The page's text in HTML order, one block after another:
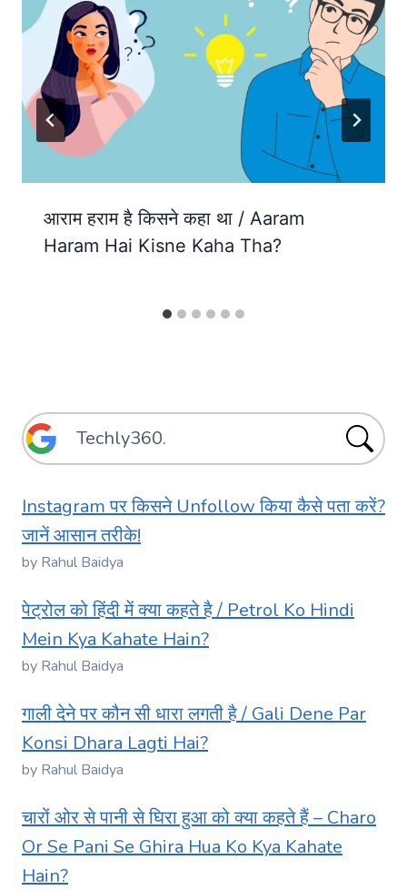
आराम हराम है किसने कहा था / Aaram
Haram Hai Kisne Kaha Tha?
Instagram पर किसने Unfollow किया कैसे पता करें?
जानें आसान तरीके!
by Rahul Baidya
पेट्रोल को हिंदी में क्या कहते है / Petrol Ko Hindi
Mein Kya Kahate Hain?
by Rahul Baidya
गाली देने पर कौन सी धारा लगती है / Gali Dene Par
Konsi Dhara Lagti Hai?
by Rahul Baidya
चारों ओर से पानी से घिरा हुआ को क्या कहते हैं – Charo
Or Se Pani Se Ghira Hua Ko Kya Kahate
Hain?